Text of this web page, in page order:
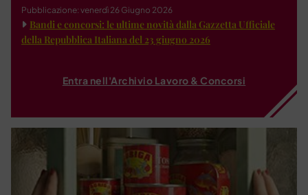
Pubblicazione: venerdì 26 Giugno 2026
Bandi e concorsi: le ultime novità dalla Gazzetta Ufficiale
della Repubblica Italiana del 23 giugno 2026
Entra nell'Archivio Lavoro & Concorsi